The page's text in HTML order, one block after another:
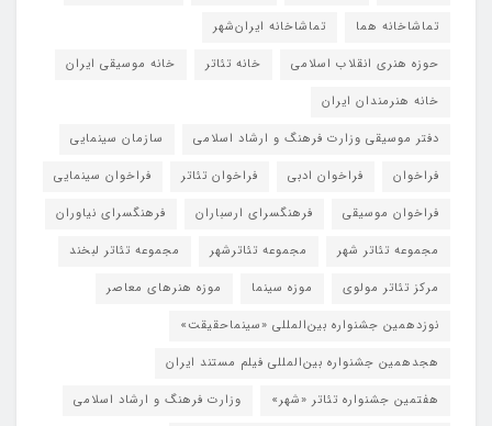
تماشاخانه هما
تماشاخانه‌ ایران‌شهر
حوزه هنری انقلاب اسلامی
خانه تئاتر
خانه موسیقی ایران
خانه هنرمندان ایران
دفتر موسیقی وزارت فرهنگ و ارشاد اسلامی
سازمان سینمایی
فراخوان
فراخوان ادبی فراخوان تئاتر
فراخوان سینمایی
فراخوان موسیقی
فرهنگسرای ارسباران
فرهنگسرای نیاوران
مجموعه تئاتر شهر
مجموعه تئاترشهر
مجموعه تئاتر لبخند
مرکز تئاتر مولوی
موزه سینما
موزه هنرهای معاصر
نوزدهمین جشنواره بین‌المللی «سینماحقیقت»
هجدهمین جشنواره بین‌المللی فیلم مستند ایران
هفتمین جشنواره تئاتر «شهر»
وزارت فرهنگ و ارشاد اسلامی